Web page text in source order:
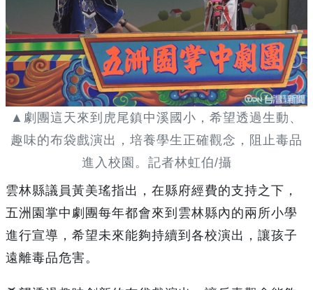
▲劇團這天來到虎尾鎮中溪國小，希望透過生動、
趣味的布袋戲演出，培養學生正確觀念，阻止毒品
進入校園。記者林虹伯/攝
雲林縣議員黃美瑤指出，在縣府經費的支持之下，
五洲園掌中劇團每年都會來到雲林縣內的兩所小學
進行宣導，希望未來能夠持續到各校演出，讓孩子
遠離毒品危害。